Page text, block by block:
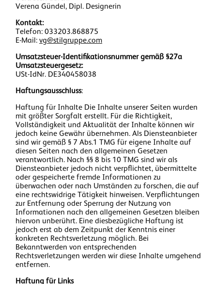
Verena Gündel, Dipl. Designerin
Kontakt:
Telefon: 033203.868875
E-Mail: vg@stilgruppe.com
Umsatzsteuer-Identifikationsnummer gemäß §27a
Umsatzsteuergesetz:
USt-IdNr. DE340458038
Haftungsausschluss:
Haftung für Inhalte Die Inhalte unserer Seiten wurden
mit größter Sorgfalt erstellt. Für die Richtigkeit,
Vollständigkeit und Aktualität der Inhalte können wir
jedoch keine Gewähr übernehmen. Als Diensteanbieter
sind wir gemäß § 7 Abs.1 TMG für eigene Inhalte auf
diesen Seiten nach den allgemeinen Gesetzen
verantwortlich. Nach §§ 8 bis 10 TMG sind wir als
Diensteanbieter jedoch nicht verpflichtet, übermittelte
oder gespeicherte fremde Informationen zu
überwachen oder nach Umständen zu forschen, die auf
eine rechtswidrige Tätigkeit hinweisen. Verpflichtungen
zur Entfernung oder Sperrung der Nutzung von
Informationen nach den allgemeinen Gesetzen bleiben
hiervon unberührt. Eine diesbezügliche Haftung ist
jedoch erst ab dem Zeitpunkt der Kenntnis einer
konkreten Rechtsverletzung möglich. Bei
Bekanntwerden von entsprechenden
Rechtsverletzungen werden wir diese Inhalte umgehend
entfernen.
Haftung für Links